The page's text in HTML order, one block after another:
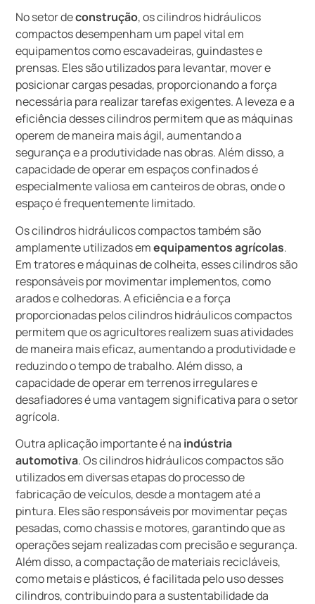
No setor deconstrução, os cilindros hidráulicos
compactos desempenham um papel vital em
equipamentos como escavadeiras, guindastes e
prensas. Eles são utilizados para levantar, mover e
posicionar cargas pesadas, proporcionando a força
necessária para realizar tarefas exigentes. A leveza e a
eficiência desses cilindros permitem que as máquinas
operem de maneira mais ágil, aumentando a
segurança e a produtividade nas obras. Além disso, a
capacidade de operar em espaços confinados é
especialmente valiosa em canteiros de obras, onde o
espaço é frequentemente limitado.
Os cilindros hidráulicos compactos também são
amplamente utilizados emequipamentos agrícolas.
Em tratores e máquinas de colheita, esses cilindros são
responsáveis por movimentar implementos, como
arados e colhedoras. A eficiência e a força
proporcionadas pelos cilindros hidráulicos compactos
permitem que os agricultores realizem suas atividades
de maneira mais eficaz, aumentando a produtividade e
reduzindo o tempo de trabalho. Além disso, a
capacidade de operar em terrenos irregulares e
desafiadores é uma vantagem significativa para o setor
agrícola.
Outra aplicação importante é na indústria
automotiva. Os cilindros hidráulicos compactos são
utilizados em diversas etapas do processo de
fabricação de veículos, desde a montagem até a
pintura. Eles são responsáveis por movimentar peças
pesadas, como chassis e motores, garantindo que as
operações sejam realizadas com precisão e segurança.
Além disso, a compactação de materiais recicláveis,
como metais e plásticos, é facilitada pelo uso desses
cilindros, contribuindo para a sustentabilidade da